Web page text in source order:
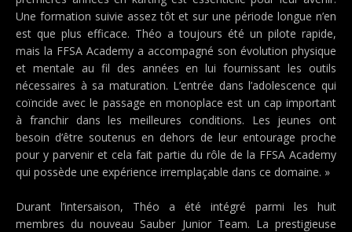
Une formation suivie assez tôt et sur une période longue n’en
est que plus efficace. Théo a toujours été un pilote rapide,
mais la FFSA Academy a accompagné son évolution physique
et mentale au fil des années en lui fournissant les outils
nécessaires à sa maturation. L’entrée dans l’adolescence qui
coïncide avec le passage en monoplace est un cap important
à franchir dans les meilleures conditions. Les jeunes ont
besoin d’être soutenus en dehors de leur entourage proche
pour y parvenir et cela fait partie du rôle de la FFSA Academy
qui possède une expérience irremplaçable dans ce domaine. »
Durant l’intersaison, Théo a été intégré parmi les huit
membres du nouveau Sauber Junior Team. La prestigieuse